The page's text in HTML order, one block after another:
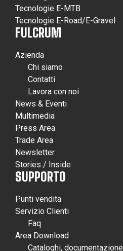
Tecnologie E-MTB
Tecnologie E-Road/E-Gravel
FULCRUM
Azienda
Chi siamo
Contatti
Lavora con noi
News & Eventi
Multimedia
Press Area
Trade Area
Newsletter
Stories / Inside
SUPPORTO
Punti vendita
Servizio Clienti
Faq
Area Download
Cataloghi,